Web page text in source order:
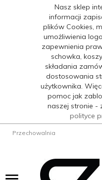
Nasz sklep
informacji
plików Cookies,
umożliwienia
zapewnienia
schowka,
składania
dostosowania
użytkownika.
pomoc jak
naszej stronie -
polityce
Przechowalnia